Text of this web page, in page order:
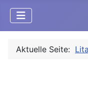
Aktuelle Seite: